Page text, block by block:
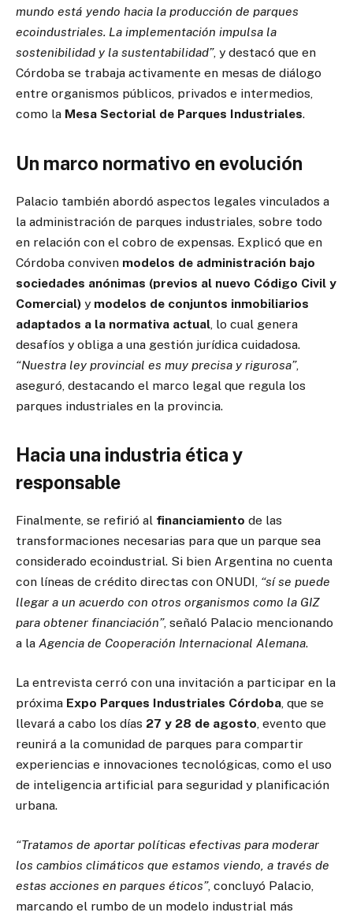
mundo está yendo hacia la producción de parques
ecoindustriales. La implementación impulsa la
sostenibilidad y la sustentabilidad”, y destacó que en
Córdoba se trabaja activamente en mesas de diálogo
entre organismos públicos, privados e intermedios,
como la Mesa Sectorial de Parques Industriales.
Un marco normativo en evolución
Palacio también abordó aspectos legales vinculados a
la administración de parques industriales, sobre todo
en relación con el cobro de expensas. Explicó que en
Córdoba conviven modelos de administración bajo
sociedades anónimas (previos al nuevo Código Civil y
Comercial) y modelos de conjuntos inmobiliarios
adaptados a la normativa actual , lo cual genera
desafíos y obliga a una gestión jurídica cuidadosa.
“Nuestra ley provincial es muy precisa y rigurosa”,
aseguró, destacando el marco legal que regula los
parques industriales en la provincia.
Hacia una industria ética y
responsable
Finalmente, se refirió al financiamiento de las
transformaciones necesarias para que un parque sea
considerado ecoindustrial. Si bien Argentina no cuenta
con líneas de crédito directas con ONUDI, “sí se puede
llegar a un acuerdo con otros organismos como la GIZ
para obtener financiación”, señaló Palacio mencionando
a la Agencia de Cooperación Internacional Alemana.
La entrevista cerró con una invitación a participar en la
próxima Expo Parques Industriales Córdoba, que se
llevará a cabo los días 27 y 28 de agosto, evento que
reunirá a la comunidad de parques para compartir
experiencias e innovaciones tecnológicas, como el uso
de inteligencia artificial para seguridad y planificación
urbana.
“Tratamos de aportar políticas efectivas para moderar
los cambios climáticos que estamos viendo, a través de
estas acciones en parques éticos”, concluyó Palacio,
marcando el rumbo de un modelo industrial más